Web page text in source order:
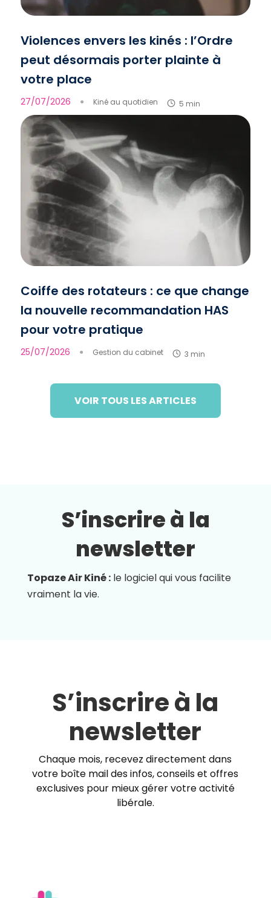
Violences envers les kinés : l’Ordre
peut désormais porter plainte à
votre place
27/07/2026 ● Kiné au quotidien 5 min
Coiffe des rotateurs : ce que change
la nouvelle recommandation HAS
pour votre pratique
25/07/2026 ● Gestion du cabinet 3 min
VOIR TOUS LES ARTICLES
S’inscrire à la
newsletter
Topaze Air Kiné : le logiciel qui vous facilite
vraiment la vie.
S’inscrire à la
newsletter
Chaque mois, recevez directement dans
votre boîte mail des infos, conseils et offres
exclusives pour mieux gérer votre activité
libérale.